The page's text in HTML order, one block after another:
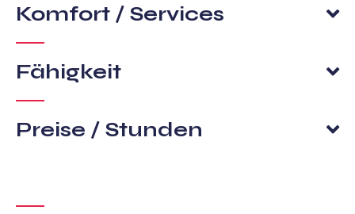
Komfort / Services
Fähigkeit
Preise / Stunden